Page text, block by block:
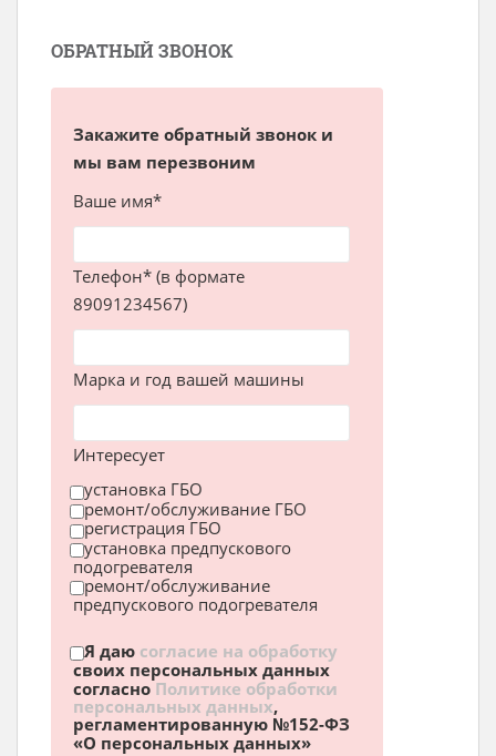
ОБРАТНЫЙ ЗВОНОК
Закажите обратный звонок и
мы вам перезвоним
Ваше имя*
Телефон* (в формате
89091234567)
Марка и год вашей машины
Интересует
установка ГБО
ремонт/обслуживание ГБО
регистрация ГБО
установка предпускового
подогревателя
ремонт/обслуживание
предпускового подогревателя
Я даю согласие на обработку
своих персональных данных
согласноПолитике обработки
персональных данных,
регламентированную №152-ФЗ
«О персональных данных»